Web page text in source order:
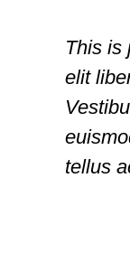
This is
elit
tellus